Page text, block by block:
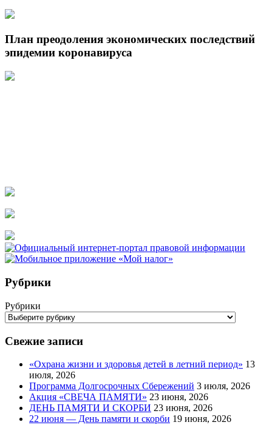
План преодоления экономических последствий
эпидемии коронавируса
Рубрики
Рубрики
Свежие записи
«Охрана жизни и здоровья детей в летний период» 13
июля, 2026
Программа Долгосрочных Сбережений 3 июля, 2026
Акция «СВЕЧА ПАМЯТИ» 23 июня, 2026
ДЕНЬ ПАМЯТИ И СКОРБИ 23 июня, 2026
22 июня — День памяти и скорби 19 июня, 2026